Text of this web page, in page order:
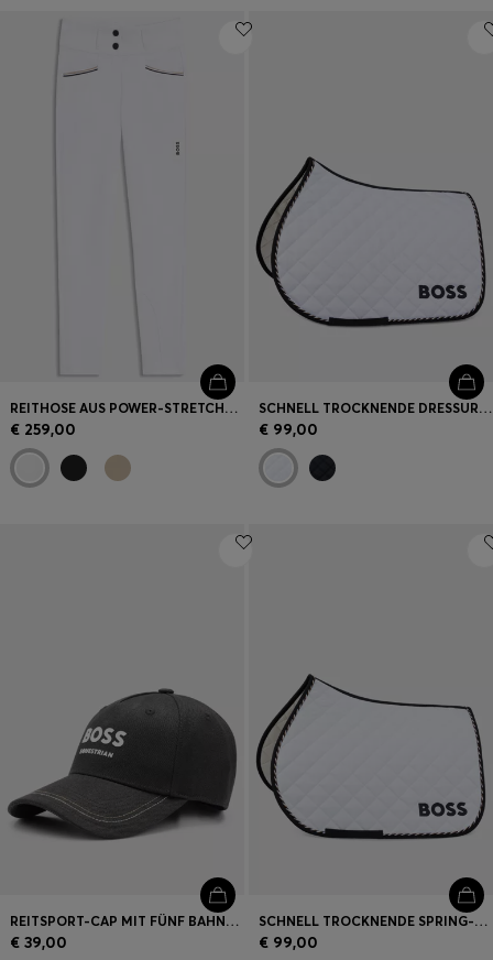
REITHOSE AUS POWER-STRETCH-GEWEBE MIT VOLLBESATZ
€ 259,00
SCHNELL TROCKNENDE DRESSUR-SCHABRACKE MIT LOGO
€ 99,00
REITSPORT-CAP MIT FÜNF BAHNEN UND LOGO-DETAILS
€ 39,00
SCHNELL TROCKNENDE SPRING-SCHABRACKE MIT LOGO
€ 99,00